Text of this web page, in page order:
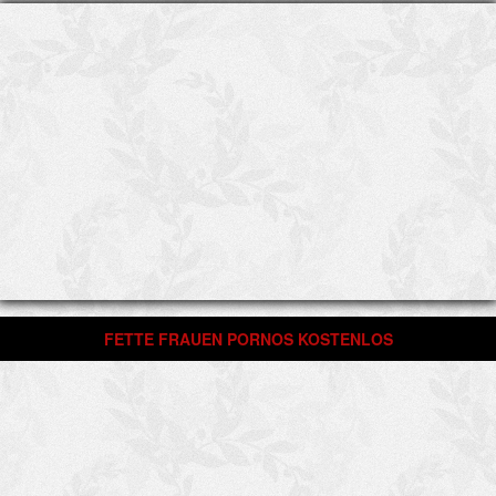
FETTE FRAUEN PORNOS KOSTENLOS